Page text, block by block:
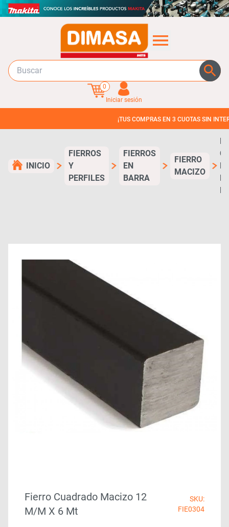
0
Iniciar sesión
¡TUS COMPRAS EN 3 CUOTAS SIN INTERES!
INICIO
FIERROS
Y
PERFILES
FIERROS
EN
BARRA
FIERRO
MACIZO
Fierro Cuadrado Macizo 12
M/m X 6 Mt
SKU:
FIE0304